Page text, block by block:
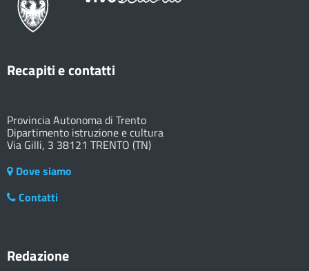
Recapiti e contatti
Provincia Autonoma di Trento
Dipartimento istruzione e cultura
Via Gilli, 3 38121 TRENTO (TN)
Dove siamo
Contatti
Redazione